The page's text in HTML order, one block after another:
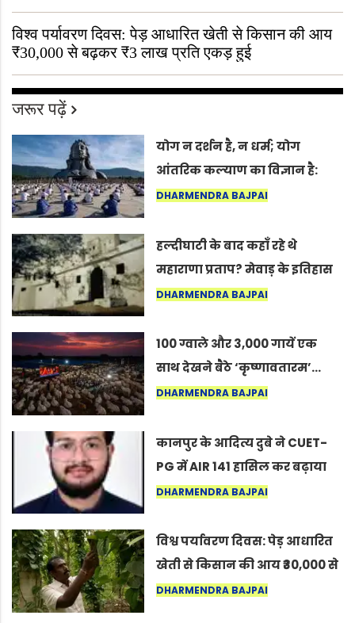
विश्व पर्यावरण दिवस: पेड़ आधारित खेती से किसान की आय
₹30,000 से बढ़कर ₹3 लाख प्रति एकड़ हुई
जरूर पढ़ें
योग न दर्शन है, न धर्म; योग
आंतरिक कल्याण का विज्ञान है:
अंतरराष्ट्रीय योग दिवस 2026 पर
DHARMENDRA BAJPAI
हल्दीघाटी के बाद कहाँ रहे थे
महाराणा प्रताप? मेवाड़ के इतिहास
का वह अनकहा अध्याय जो आज भी
DHARMENDRA BAJPAI
100 ग्वाले और 3,000 गायें एक
साथ देखने बैठे ‘कृष्णावतारम’…
नागपुर में दिखा ऐसा नज़ारा कि
कर सकते हैं”
DHARMENDRA BAJPAI
कानपुर के आदित्य दुबे ने CUET-
PG में AIR 141 हासिल कर बढ़ाया
शहर का मान
DHARMENDRA BAJPAI
विश्व पर्यावरण दिवस: पेड़ आधारित
खेती से किसान की आय ₹30,000 से
बढ़कर ₹3 लाख प्रति एकड़ हुई
DHARMENDRA BAJPAI